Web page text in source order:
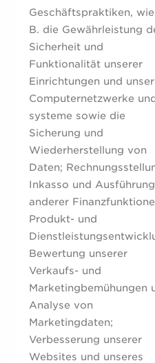
Geschäftspraktiken,
B. die Gewährleistung
Sicherheit und
Funktionalität unserer
Einrichtungen und
Computernetzwerke
systeme sowie die
Sicherung und
Wiederherstellung von
Daten;
Inkasso und Ausführung
anderer
Produkt- und
Bewertung unserer
Verkaufs- und
Marketingbemühungen
Analyse von
Marketingdaten;
Verbesserung unserer
Websites und unseres